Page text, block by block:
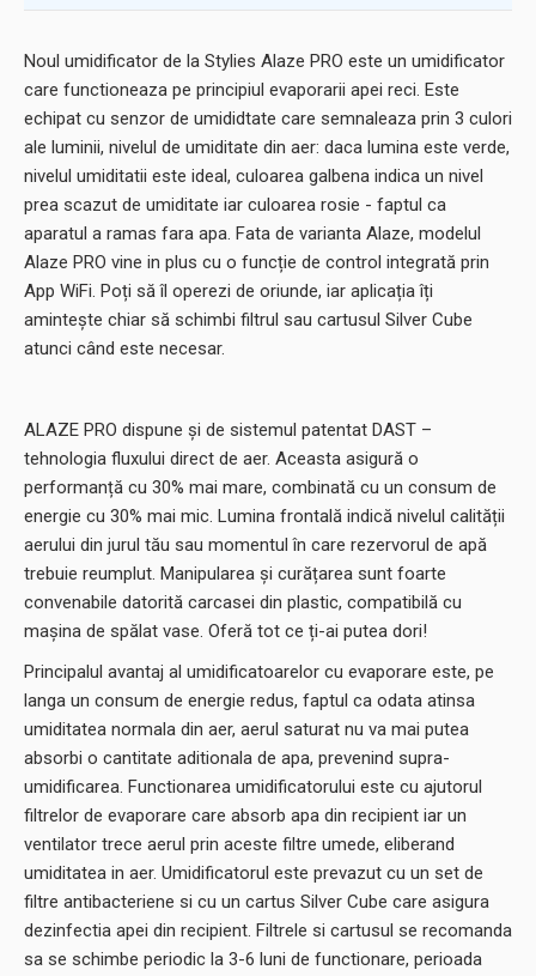
Noul umidificator de la Stylies Alaze PRO este un umidificator
care functioneaza pe principiul evaporarii apei reci. Este
echipat cu senzor de umididtate care semnaleaza prin 3 culori
ale luminii, nivelul de umiditate din aer: daca lumina este verde,
nivelul umiditatii este ideal, culoarea galbena indica un nivel
prea scazut de umiditate iar culoarea rosie - faptul ca
aparatul a ramas fara apa. Fata de varianta Alaze, modelul
Alaze PRO vine in plus cu o funcție de control integrată prin
App WiFi. Poți să îl operezi de oriunde, iar aplicația îți
amintește chiar să schimbi filtrul sau cartusul Silver Cube
atunci când este necesar.
ALAZE PRO dispune și de sistemul patentat DAST –
tehnologia fluxului direct de aer. Aceasta asigură o
performanță cu 30% mai mare, combinată cu un consum de
energie cu 30% mai mic. Lumina frontală indică nivelul calității
aerului din jurul tău sau momentul în care rezervorul de apă
trebuie reumplut. Manipularea și curățarea sunt foarte
convenabile datorită carcasei din plastic, compatibilă cu
mașina de spălat vase. Oferă tot ce ți-ai putea dori!
Principalul avantaj al umidificatoarelor cu evaporare este, pe
langa un consum de energie redus, faptul ca odata atinsa
umiditatea normala din aer, aerul saturat nu va mai putea
absorbi o cantitate aditionala de apa, prevenind supra-
umidificarea. Functionarea umidificatorului este cu ajutorul
filtrelor de evaporare care absorb apa din recipient iar un
ventilator trece aerul prin aceste filtre umede, eliberand
umiditatea in aer. Umidificatorul este prevazut cu un set de
filtre antibacteriene si cu un cartus Silver Cube care asigura
dezinfectia apei din recipient. Filtrele si cartusul se recomanda
sa se schimbe periodic la 3-6 luni de functionare, perioada